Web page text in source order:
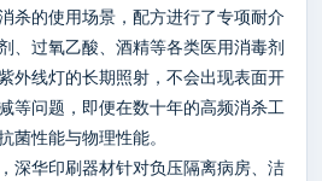
杀的使用场景，配方进行了专项耐介
、过氧乙酸、酒精等各类医用消毒剂
外线灯的长期照射，不会出现表面开
等问题，即便在数十年的高频消杀工
菌性能与物理性能。
深华印刷器材针对负压隔离病房、洁